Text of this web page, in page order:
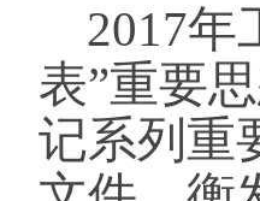
2017年
表”重要
记系列重